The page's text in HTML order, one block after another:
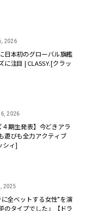
2026
日本初のグローバル旗艦
注目 | CLASSY.[クラッ
2026
４期生発表】今どきアラ
遊びも全力アクティブ
シィ]
2025
全ベットする女性”を演
のタイプでした」【ドラ